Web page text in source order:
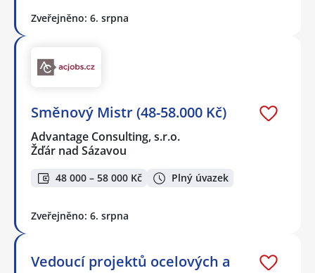
Zveřejněno: 6. srpna
Směnový Mistr (48-58.000 Kč)
Advantage Consulting, s.r.o.
Žďár nad Sázavou
48 000 – 58 000 Kč Plný úvazek
Zveřejněno: 6. srpna
Vedoucí projektů ocelových a